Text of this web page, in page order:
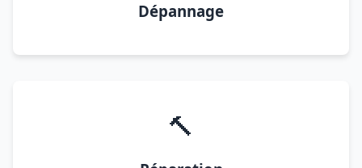
Dépannage
🔨